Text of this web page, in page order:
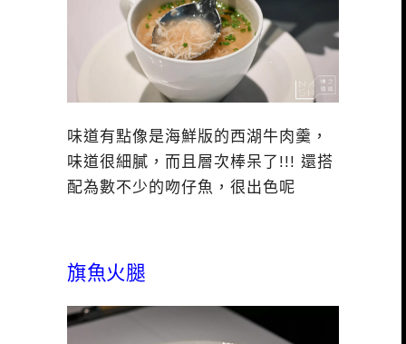
味道有點像是海鮮版的西湖牛肉羹，
味道很細膩，而且層次棒呆了!!! 還搭
配為數不少的吻仔魚，很出色呢
旗魚火腿